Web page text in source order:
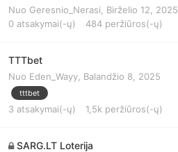
Nuo Geresnio_Nerasi
Birželio 12, 2025
0 atsakymai(-ų) 484 peržiūros(-ų)
TTTbet
Nuo Eden_Wayy Balandžio 8, 2025
tttbet
3 atsakymai(-ų) 1,5k peržiūros(-ų)
SARG.LT Loterija